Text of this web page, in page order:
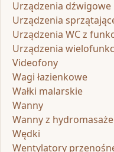
Urządzenia dźwigowe
Urządzenia
Urządzenia WC z
Urządzenia
Videofony
Wagi łazienkowe
Wałki malarskie
Wanny
Wanny z
Wędki
Wentylatory